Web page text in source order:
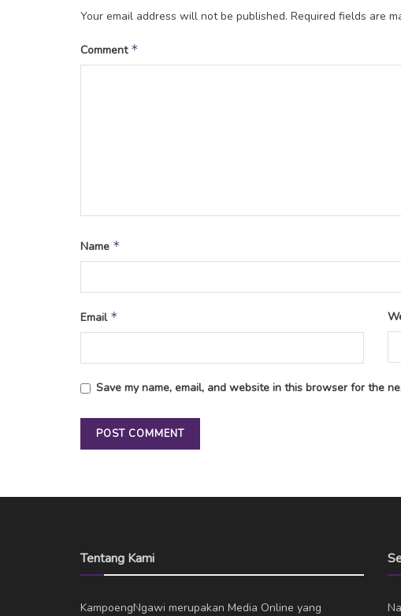
Your email address will not be published. Required fields are
Comment *
Name *
Email *
Save my name, email, and website in this browser for the
Tentang Kami
KampoengNgawi merupakan Media Online yang